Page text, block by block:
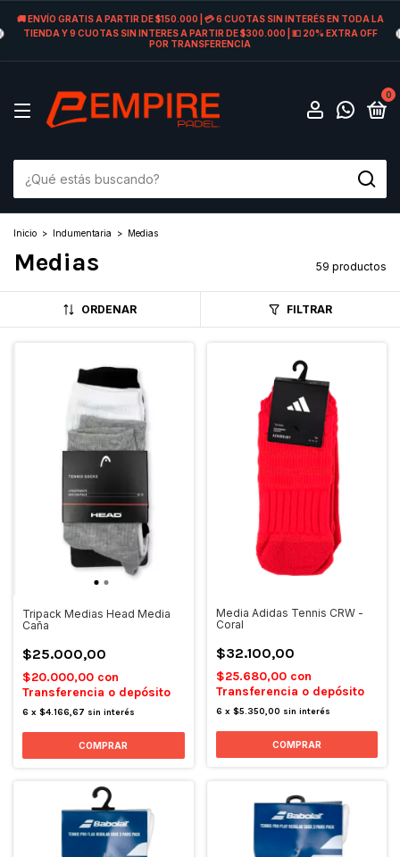
🚚 ENVÍO GRATIS A PARTIR DE $150.000 | 💳 6 CUOTAS SIN INTERÉS EN TODA LA
TIENDA Y 9 CUOTAS SIN INTERES A PARTIR DE $300.000 | 💵 20% EXTRA OFF
POR TRANSFERENCIA
0
Inicio > Indumentaria > Medias
Medias 59 productos
ORDENAR FILTRAR
Tripack Medias Head Media
Caña
$25.000,00
$20.000,00 con
Transferencia o depósito
6 x $4.166,67 sin interés
COMPRAR
Media Adidas Tennis CRW -
Coral
$32.100,00
$25.680,00 con
Transferencia o depósito
6 x $5.350,00 sin interés
COMPRAR